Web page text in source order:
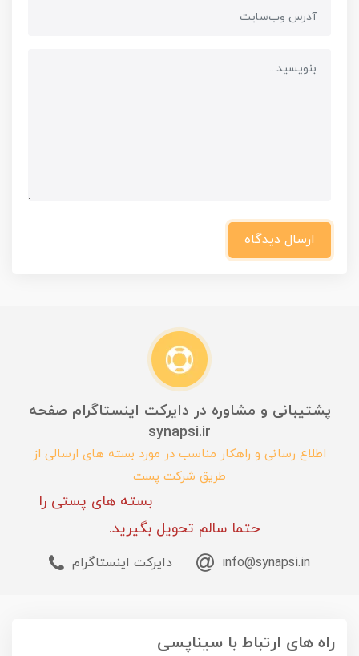
ارسال دیدگاه
پشتیبانی و مشاوره در دایرکت اینستاگرام صفحه
synapsi.ir
اطلاع رسانی و راهکار مناسب در مورد بسته های ارسالی از
طریق شرکت پست
بسته های پستی را
حتما سالم تحویل بگیرید.
info@synapsi.in دایرکت اینستاگرام
راه های ارتباط با سیناپسی